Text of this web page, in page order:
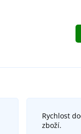
Rychlost
zboží.